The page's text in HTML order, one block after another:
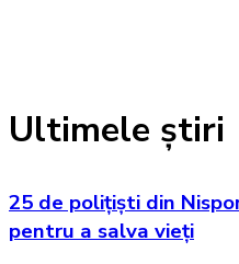
Ultimele știri
25 de polițiști din
pentru a salva vieți